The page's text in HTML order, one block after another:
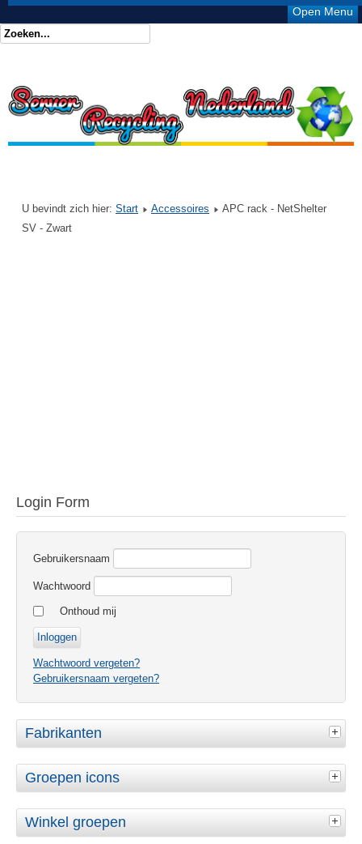
Open Menu
U bevindt zich hier: Start Accessoires
APC rack - NetShelter
SV - Zwart
Login Form
Gebruikersnaam
Wachtwoord
Onthoud mij
Wachtwoord vergeten?
Gebruikersnaam vergeten?
Fabrikanten
Groepen icons
Winkel groepen